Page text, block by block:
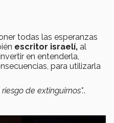
todas las esperanzas
escritor israelí, al
en entenderla,
para utilizarla
de extinguirnos"..